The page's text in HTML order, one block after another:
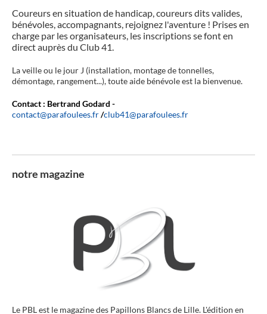
Coureurs en situation de handicap, coureurs dits valides,
bénévoles, accompagnants, rejoignez l'aventure ! Prises en
charge par les organisateurs, les inscriptions se font en
direct auprès du Club 41.
La veille ou le jour J (installation, montage de tonnelles,
démontage, rangement...), toute aide bénévole est la bienvenue.
Contact : Bertrand Godard -
contact@parafoulees.fr/club41@parafoulees.fr
notre magazine
Le PBL est le magazine des Papillons Blancs de Lille. L'édition en